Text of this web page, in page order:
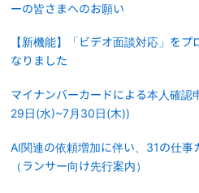
ーの皆さまへのお願い
【新機能】「ビデオ面談対応」を
なりました
マイナンバーカードによる本人確認
29日(水)~7月30日(木))
AI関連の依頼増加に伴い、31の仕事
（ランサー向け先行案内）